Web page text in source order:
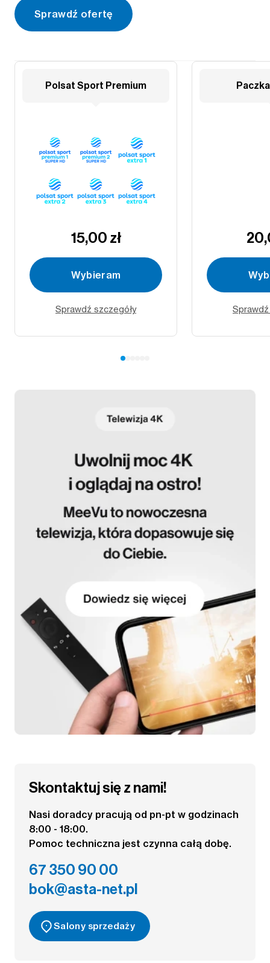
Sprawdź ofertę
Polsat Sport Premium
15,00 zł
Wybieram
Sprawdź szczegóły
Skontaktuj się z nami!
Nasi doradcy pracują od pn-pt w godzinach
8:00 - 18:00.
Pomoc techniczna jest czynna całą dobę.
67 350 90 00
bok@asta-net.pl
Salony sprzedaży